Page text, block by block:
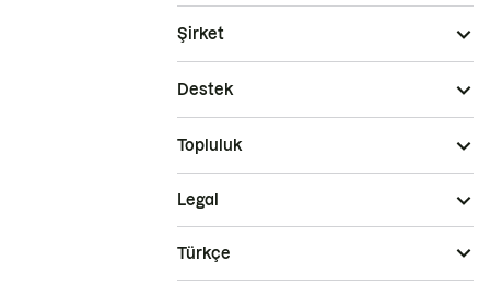
Şirket
Destek
Topluluk
Legal
Türkçe